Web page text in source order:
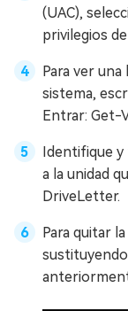
(UAC),
privilegios
Para ver
sistema,
Entrar: Get-
Identifique
a la unidad
DriveLetter.
Para quitar